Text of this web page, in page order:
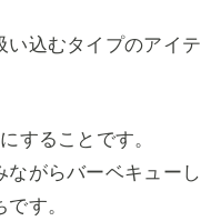
い込むタイプのアイテ
することです。
ながらバーベキューし
す。